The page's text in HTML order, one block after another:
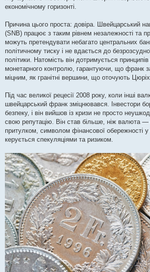
економічному горизонті.
Причина цього проста: довіра. Швейцарський
(SNB) працює з таким рівнем незалежності та
можуть претендувати небагато центральних
політичному тиску і не вдається до
політики. Натомість він дотримується
монетарного контролю, гарантуючи, що франк
міцним, як гранітні вершини, що оточують
Під час великої рецесії 2008 року, коли інші
швейцарський франк зміцнювався. Інвестори
безпеку, і він вийшов із кризи не просто
свою репутацію. Він став більше, ніж валюта —
притулком, символом фінансової обережності у
керується спекуляціями та ризиком.